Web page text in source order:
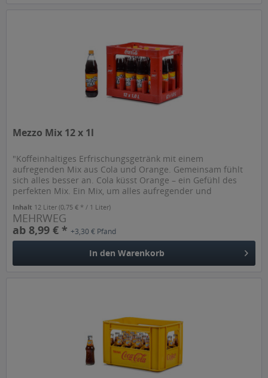
Mezzo Mix 12 x 1l
"Koffeinhaltiges Erfrischungsgetränk mit einem
aufregenden Mix aus Cola und Orange. Gemeinsam fühlt
sich alles besser an. Cola küsst Orange – ein Gefühl des
perfekten Mix. Ein Mix, um alles aufregender und
Inhalt 12 Liter(0,75 € * / 1 Liter)
MEHRWEG
ab 8,99 € *+3,30 € Pfand
In den Warenkorb